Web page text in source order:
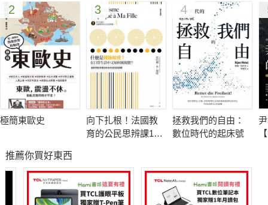
──《滑鐵盧日報》
這部傳記知識豐富、思想深刻且意義深遠，有助於了解愛默生的
時代及其一生。該書不只是卡伯特先生的成果，它已升高到了哲
學探究的高度，並表達原創性觀點。
──《印第安納波利斯雜誌》
這部傳記讓我更加確定：愛默生不僅在偉大詩人和作家行列裡占
西塞羅、柏拉圖、培根、帕斯卡、史威夫特和伏爾泰等……
──英國詩人、文學評論家馬修‧阿諾德
2
極簡東歐史
3
向下扎根！法國教
育的公民思辨課1－
又如何被複
製？」：追根究柢
各種沒來由的成見
4
拯救我們的自由：
數位時代的起床號
推薦你買好東西